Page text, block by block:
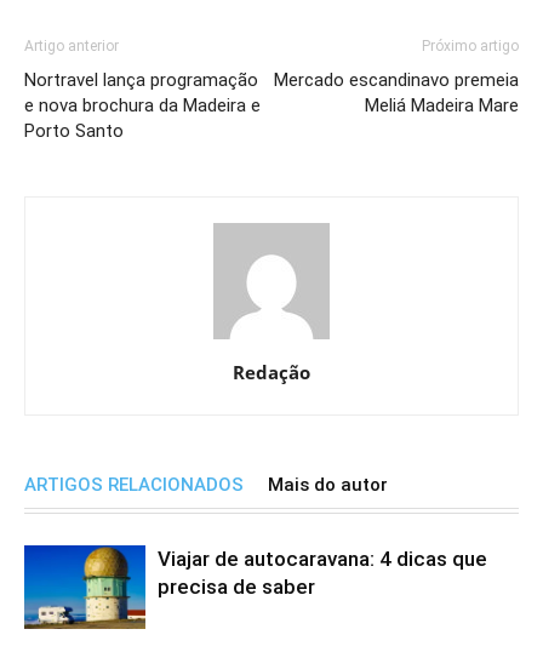
Artigo anterior
Nortravel lança programação
e nova brochura da Madeira e
Porto Santo
Próximo artigo
Mercado escandinavo premeia
Meliá Madeira Mare
Redação
ARTIGOS RELACIONADOS Mais do autor
Viajar de autocaravana: 4 dicas que
precisa de saber